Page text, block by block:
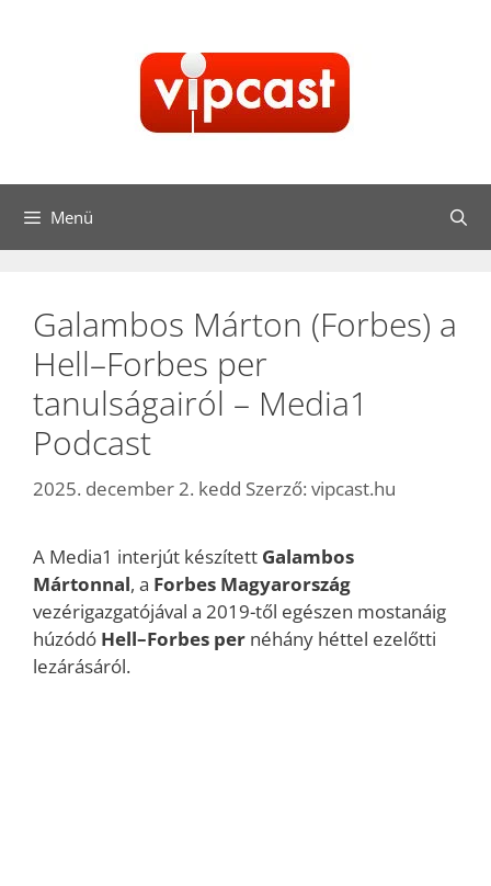
Menü
Galambos Márton (Forbes) a
Hell–Forbes per
tanulságairól – Media1
Podcast
2025. december 2. kedd Szerző: vipcast.hu
A Media1 interjút készített Galambos
Mártonnal, a Forbes Magyarország
vezérigazgatójával a 2019-től egészen mostanáig
húzódó Hell–Forbes per néhány héttel ezelőtti
lezárásáról.